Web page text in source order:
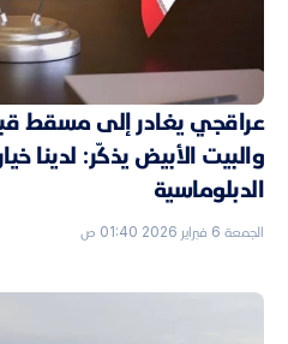
عراقجي يغادر إلى مسقط
والبيت الأبيض يذكّر: لدينا
الدبلوماسية
الجمعة 6 فبراير 2026 01:40 ص